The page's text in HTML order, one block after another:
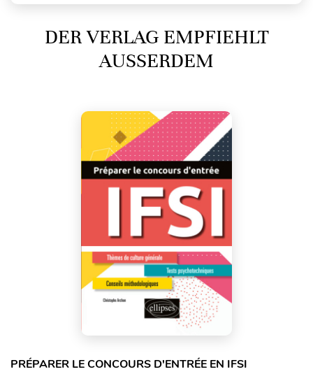
DER VERLAG EMPFIEHLT
AUSSERDEM
PRÉPARER LE CONCOURS D'ENTRÉE EN IFSI